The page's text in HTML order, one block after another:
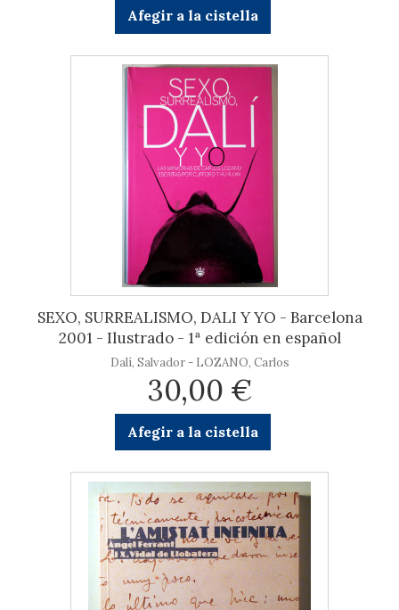
Afegir a la cistella
SEXO, SURREALISMO, DALI Y YO - Barcelona
2001 - Ilustrado - 1ª edición en español
Dalí, Salvador - LOZANO, Carlos
30,00 €
Afegir a la cistella